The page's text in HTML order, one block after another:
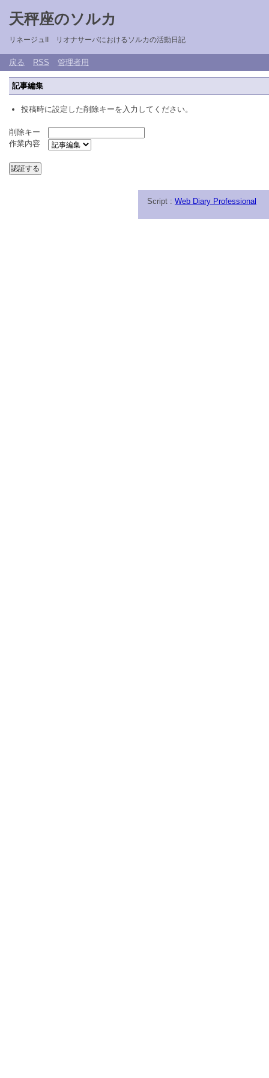
天秤座のソルカ
リネージュII リオナサーバにおけるソルカの活動日記
戻る RSS 管理者用
記事編集
投稿時に設定した削除キーを入力してください。
削除キー
作業内容
Script : Web Diary Professional